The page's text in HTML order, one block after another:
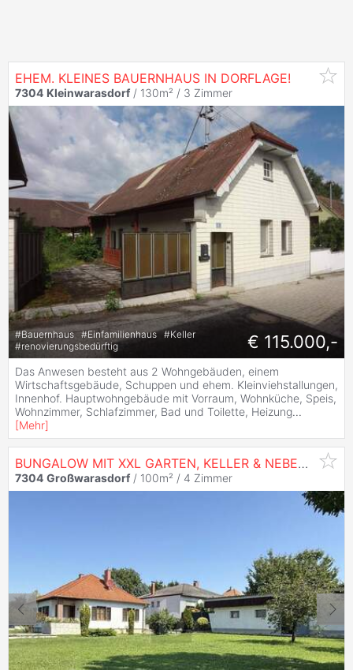
EHEM. KLEINES BAUERNHAUS IN DORFLAGE!
7304 Kleinwarasdorf / 130m² / 3 Zimmer
#Bauernhaus #Einfamilienhaus #Keller
#renovierungsbedürftig € 115.000,-
Das Anwesen besteht aus 2 Wohngebäuden, einem
Wirtschaftsgebäude, Schuppen und ehem. Kleinviehstallungen,
Innenhof. Hauptwohngebäude mit Vorraum, Wohnküche, Speis,
Wohnzimmer, Schlafzimmer, Bad und Toilette, Heizung...
[Mehr]
BUNGALOW MIT XXL GARTEN, KELLER & NEBENGEBÄUDE IN TOP RUHELAGE
7304 Großwarasdorf / 100m² / 4 Zimmer